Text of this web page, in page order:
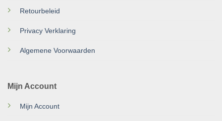
Retourbeleid
Privacy Verklaring
Algemene Voorwaarden
Mijn Account
Mijn Account